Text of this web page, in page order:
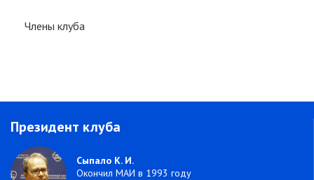
Члены клуба
Президент клуба
Сыпало К. И.
Окончил МАИ в 1993 году